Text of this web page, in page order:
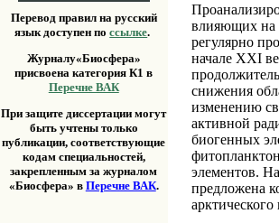
Перевод правил на русский
язык доступен поссылке.
Журналу«Биосфера»
присвоена категория К1 в
Перечне ВАК
При защите диссертации могут
быть учтены только
публикации, соответствующие
кодам специальностей,
закрепленным за журналом
«Биосфера» в Перечне ВАК.
влияющих на
регулярно
начале XXI
снижения
изменению
активной
биогенных
элементов.
предложена